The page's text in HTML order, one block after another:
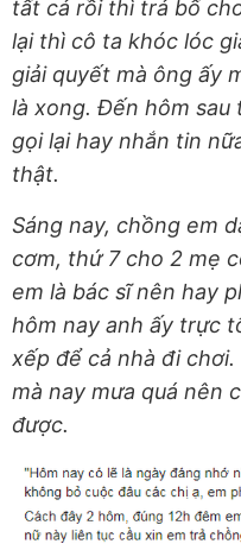
tất cả rồi thì trả bố
lại thì cô ta khóc lóc
giải quyết mà ông ấy
là xong. Đến hôm sau
gọi lại hay nhắn tin
thật.
Sáng nay, chồng em
cơm, thứ 7 cho 2 mẹ
em là bác sĩ nên hay
hôm nay anh ấy trực
xếp để cả nhà đi
mà nay mưa quá nên
được.